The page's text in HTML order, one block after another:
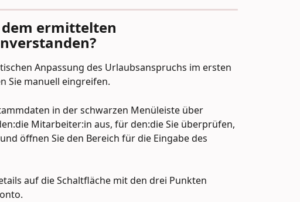
ermittelten
Anpassung des Urlaubsanspruchs im ersten
Sie manuell eingreifen.
in der schwarzen Menüleiste über
Mitarbeiter:in aus, für den:die Sie überprüfen,
öffnen Sie den Bereich für die Eingabe des
auf die Schaltfläche mit den drei Punkten